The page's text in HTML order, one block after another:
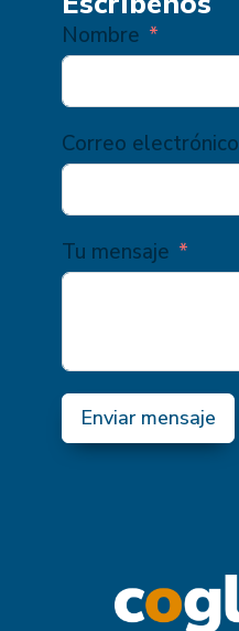
Nombre
Correo electrónico
Tu mensaje
Enviar mensaje